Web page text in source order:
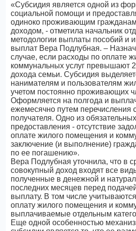
«Субсидия является одной из
социальной помощи и
одиноко проживающим
доходом, - отметила начальник
методологии выплаты пособий и
выплат Вера Подлубная. –
случае, если расходы по оплате
коммунальных услуг превышают
дохода семьи. Субсидия
нанимателям и пользователям
учетом постоянно проживающих
Оформляется на полгода и
ежемесячно путем перечисления
получателя. Одно из
предоставления - отсутствие
оплате жилого помещения и
заключение (и выполнение)
по ее погашению».
Вера Подлубная уточнила, что в
совокупный доход входят все
полученные в денежной и
последних месяцев перед
выплату. В том числе
оплату жилого помещения и
выплачиваемые отдельным
Еще одной особенностью